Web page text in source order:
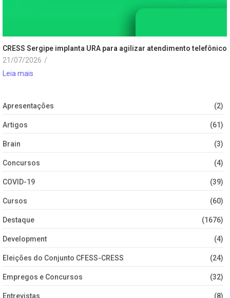
CRESS Sergipe implanta URA para agilizar atendimento telefônico
21/07/2026 /
Leia mais
Apresentações (2)
Artigos (61)
Brain (3)
Concursos (4)
COVID-19 (39)
Cursos (60)
Destaque (1676)
Development (4)
Eleições do Conjunto CFESS-CRESS (24)
Empregos e Concursos (32)
Entrevistas (8)